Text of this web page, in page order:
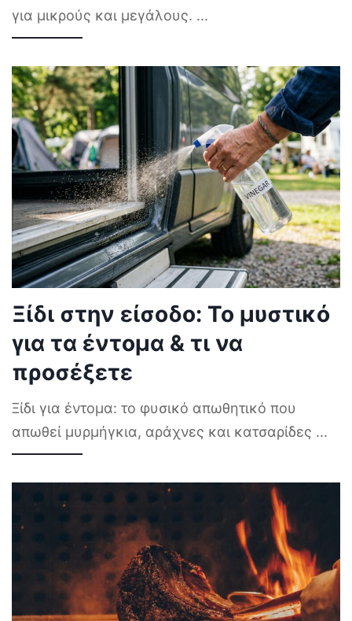
για μικρούς και μεγάλους. ...
Ξίδι στην είσοδο: Το μυστικό
για τα έντομα & τι να
προσέξετε
Ξίδι για έντομα: το φυσικό απωθητικό που
απωθεί μυρμήγκια, αράχνες και κατσαρίδες ...